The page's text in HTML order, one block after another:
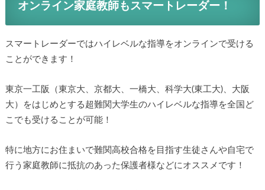
オンライン家庭教師もスマートレーダー！
スマートレーダーではハイレベルな指導をオンラインで受ける
ことができます！
東京一工阪（東京大、京都大、一橋大、科学大(東工大)、大阪
大）をはじめとする超難関大学生のハイレベルな指導を全国ど
こでも受けることが可能！
特に地方にお住まいで難関高校合格を目指す生徒さんや自宅で
行う家庭教師に抵抗のあった保護者様などにオススメです！